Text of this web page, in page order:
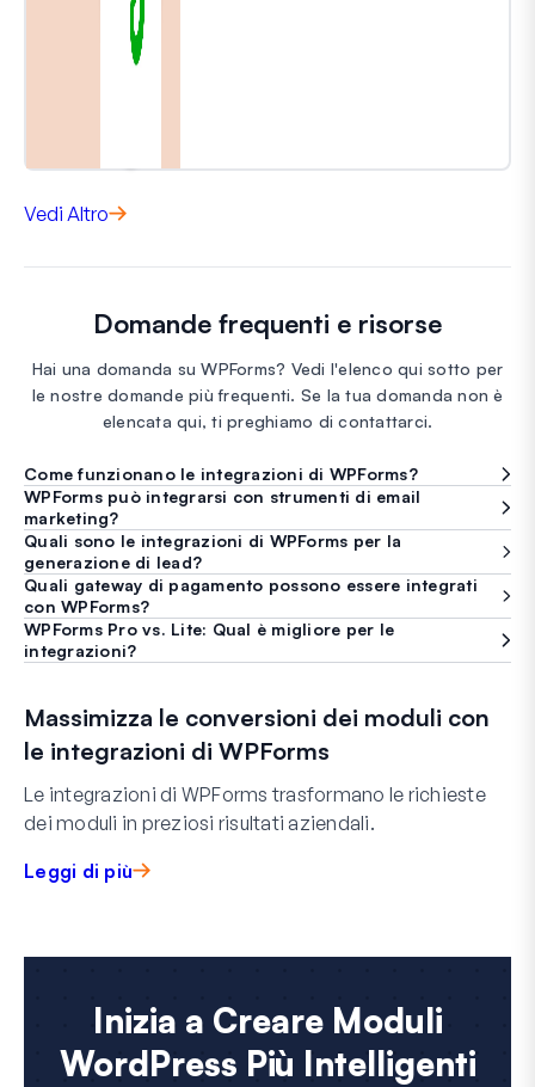
Vedi Altro
Domande frequenti e risorse
Hai una domanda su WPForms? Vedi l'elenco qui sotto per
le nostre domande più frequenti. Se la tua domanda non è
elencata qui, ti preghiamo di contattarci.
Come funzionano le integrazioni di WPForms?
WPForms può integrarsi con strumenti di email
marketing?
Quali sono le integrazioni di WPForms per la
generazione di lead?
Quali gateway di pagamento possono essere integrati
con WPForms?
WPForms Pro vs. Lite: Qual è migliore per le
integrazioni?
Massimizza le conversioni dei moduli con
le integrazioni di WPForms
Le integrazioni di WPForms trasformano le richieste
dei moduli in preziosi risultati aziendali.
Leggi di più
Inizia a Creare Moduli
WordPress Più Intelligenti